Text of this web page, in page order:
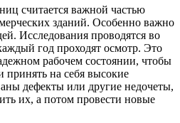
считается важной частью
зданий. Особенно важно
Исследования проводятся во
год проходят осмотр. Это
рабочем состоянии, чтобы
принять на себя высокие
дефекты или другие недочеты,
их, а потом провести новые